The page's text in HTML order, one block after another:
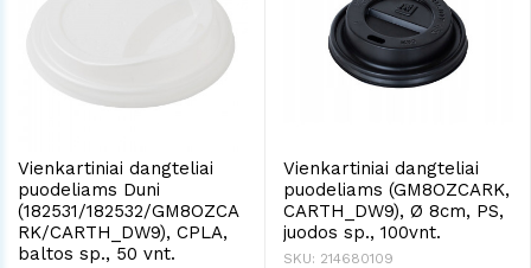
Vienkartiniai dangteliai
puodeliams Duni
(182531/182532/GM8OZCA
RK/CARTH_DW9), CPLA,
baltos sp., 50 vnt.
Vienkartiniai dangteliai
puodeliams (GM8OZCARK,
CARTH_DW9), Ø 8cm, PS,
juodos sp., 100vnt.
SKU: 214680109